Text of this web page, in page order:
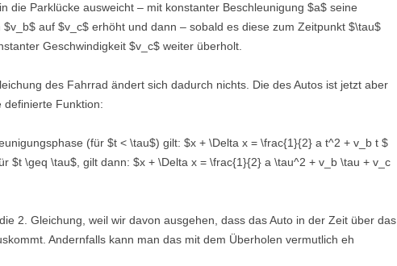
die Parklücke ausweicht – mit konstanter Beschleunigung $a$ seine
$v_b$ auf $v_c$ erhöht und dann – sobald es diese zum Zeitpunkt $\tau$
Geschwindigkeit $v_c$ weiter überholt.
des Fahrrad ändert sich dadurch nichts. Die des Autos ist jetzt aber
definierte Funktion:
(für $t < \tau$) gilt: $x + \Delta x = \frac{1}{2} a t^2 + v_b t $
$t \geq \tau$, gilt dann: $x + \Delta x = \frac{1}{2} a \tau^2 + v_b \tau + v_c
2. Gleichung, weil wir davon ausgehen, dass das Auto in der Zeit über das
Andernfalls kann man das mit dem Überholen vermutlich eh